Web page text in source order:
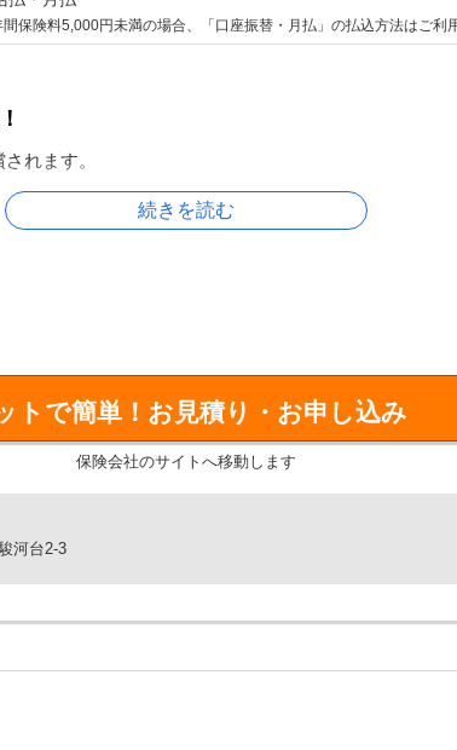
保険料5,000円未満の場合、「口座振替・月払」の払込方法はご利
れます。
でき、必要な期間に絞ることで保険料を抑えること
なります。
※
選びいただけます。
続きを読む
トで簡単！ お見積り・お申し込み
保険会社のサイトへ移動します
河台2-3